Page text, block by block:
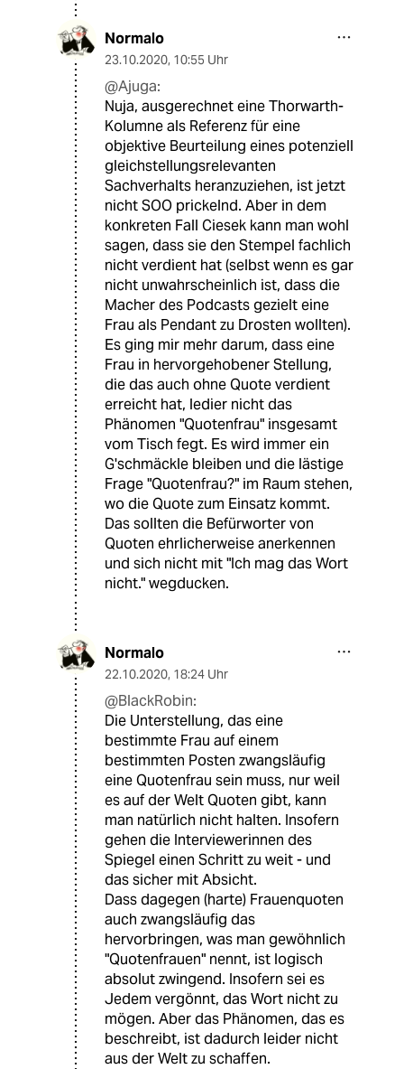
Normalo
23.10.2020, 10:55 Uhr
@Ajuga:
Nuja, ausgerechnet eine Thorwarth-
Kolumne als Referenz für eine
objektive Beurteilung eines potenziell
gleichstellungsrelevanten
Sachverhalts heranzuziehen, ist jetzt
nicht SOO prickelnd. Aber in dem
konkreten Fall Ciesek kann man wohl
sagen, dass sie den Stempel fachlich
nicht verdient hat (selbst wenn es gar
nicht unwahrscheinlich ist, dass die
Macher des Podcasts gezielt eine
Frau als Pendant zu Drosten wollten).
Es ging mir mehr darum, dass eine
Frau in hervorgehobener Stellung,
die das auch ohne Quote verdient
erreicht hat, ledier nicht das
Phänomen "Quotenfrau" insgesamt
vom Tisch fegt. Es wird immer ein
G'schmäckle bleiben und die lästige
Frage "Quotenfrau?" im Raum stehen,
wo die Quote zum Einsatz kommt.
Das sollten die Befürworter von
Quoten ehrlicherweise anerkennen
und sich nicht mit "Ich mag das Wort
nicht." wegducken.
Normalo
22.10.2020, 18:24 Uhr
@BlackRobin:
Die Unterstellung, das eine
bestimmte Frau auf einem
bestimmten Posten zwangsläufig
eine Quotenfrau sein muss, nur weil
es auf der Welt Quoten gibt, kann
man natürlich nicht halten. Insofern
gehen die Interviewerinnen des
Spiegel einen Schritt zu weit - und
das sicher mit Absicht.
Dass dagegen (harte) Frauenquoten
auch zwangsläufig das
hervorbringen, was man gewöhnlich
"Quotenfrauen" nennt, ist logisch
absolut zwingend. Insofern sei es
Jedem vergönnt, das Wort nicht zu
mögen. Aber das Phänomen, das es
beschreibt, ist dadurch leider nicht
aus der Welt zu schaffen.